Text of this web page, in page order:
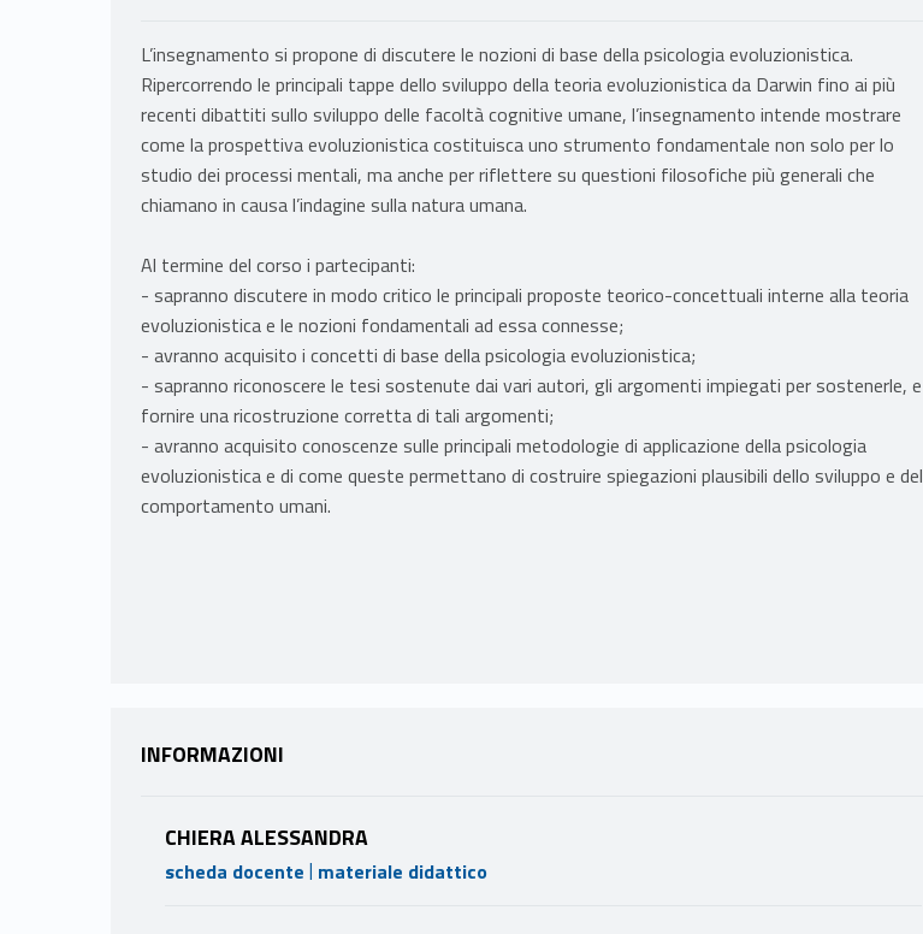
L’insegnamento si propone di discutere le nozioni di base della psicologia evoluzionistica.
Ripercorrendo le principali tappe dello sviluppo della teoria evoluzionistica da Darwin fino ai più
recenti dibattiti sullo sviluppo delle facoltà cognitive umane, l’insegnamento intende mostrare
come la prospettiva evoluzionistica costituisca uno strumento fondamentale non solo per lo
studio dei processi mentali, ma anche per riflettere su questioni filosofiche più generali che
chiamano in causa l’indagine sulla natura umana.
Al termine del corso i partecipanti:
- sapranno discutere in modo critico le principali proposte teorico-concettuali interne alla teoria
evoluzionistica e le nozioni fondamentali ad essa connesse;
- avranno acquisito i concetti di base della psicologia evoluzionistica;
- sapranno riconoscere le tesi sostenute dai vari autori, gli argomenti impiegati per sostenerle, e
fornire una ricostruzione corretta di tali argomenti;
- avranno acquisito conoscenze sulle principali metodologie di applicazione della psicologia
evoluzionistica e di come queste permettano di costruire spiegazioni plausibili dello sviluppo e del
comportamento umani.
INFORMAZIONI
CHIERA ALESSANDRA
scheda docente | materiale didattico